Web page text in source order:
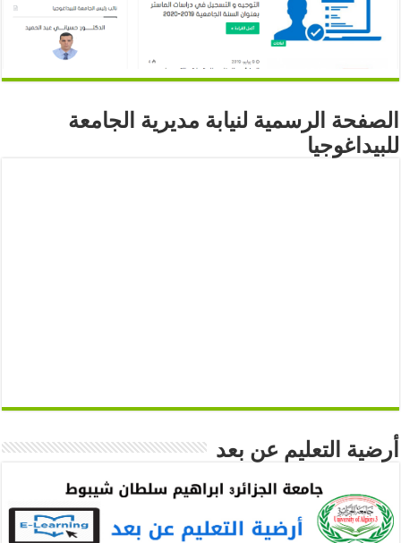
الصفحة الرسمية لنيابة مديرية الجامعة
للبيداغوجيا
أرضية التعليم عن بعد